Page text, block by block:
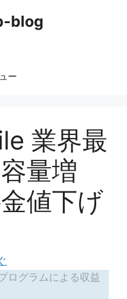
blog
ー
業界最
量増
値下げ
ログラムによる収益